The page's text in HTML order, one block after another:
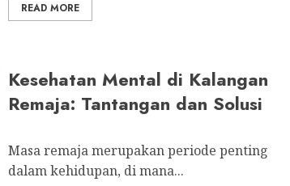
READ MORE
Kesehatan Mental di Kalangan
Remaja: Tantangan dan Solusi
Masa remaja merupakan periode penting
dalam kehidupan, di mana...